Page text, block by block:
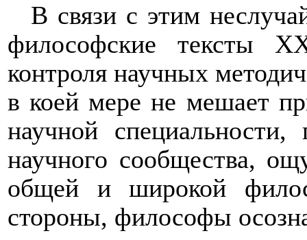
В связи с этим
философские тексты
контроля научных
в коей мере не мешает
научной
научного сообщества,
общей и широкой
стороны, философы